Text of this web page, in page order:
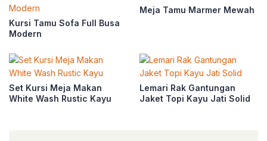
Kursi Tamu Sofa Full Busa
Modern
Meja Tamu Marmer Mewah
Set Kursi Meja Makan
White Wash Rustic Kayu
Lemari Rak Gantungan
Jaket Topi Kayu Jati Solid